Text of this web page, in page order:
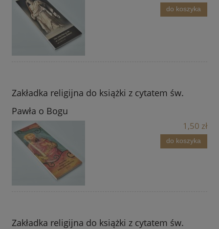
do koszyka
Zakładka religijna do książki z cytatem św.
Pawła o Bogu
1,50 zł
do koszyka
Zakładka religijna do książki z cytatem św.